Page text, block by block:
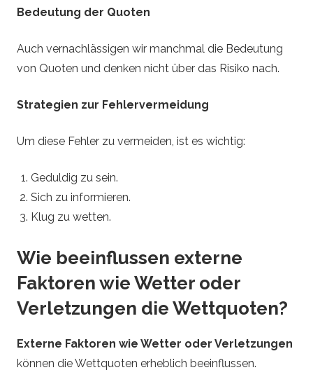
Bedeutung der Quoten
Auch vernachlässigen wir manchmal die Bedeutung
von Quoten und denken nicht über das Risiko nach.
Strategien zur Fehlervermeidung
Um diese Fehler zu vermeiden, ist es wichtig:
Geduldig zu sein.
Sich zu informieren.
Klug zu wetten.
Wie beeinflussen externe
Faktoren wie Wetter oder
Verletzungen die Wettquoten?
Externe Faktoren wie Wetter oder Verletzungen
können die Wettquoten erheblich beeinflussen.